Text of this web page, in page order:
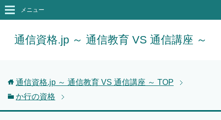
通信資格.jp ～ 通信教育 VS 通信講座 ～
メニュー
通信資格.jp ～ 通信教育 VS 通信講座 ～ TOP
か行の資格